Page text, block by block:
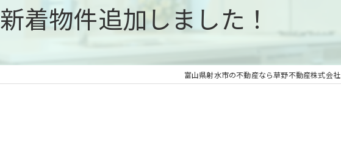
新着物件追加しました！
富山県射水市の不動産なら草野不動産株式会社